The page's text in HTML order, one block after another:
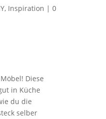
, Inspiration | 0
Diese
in Küche
du die
selber